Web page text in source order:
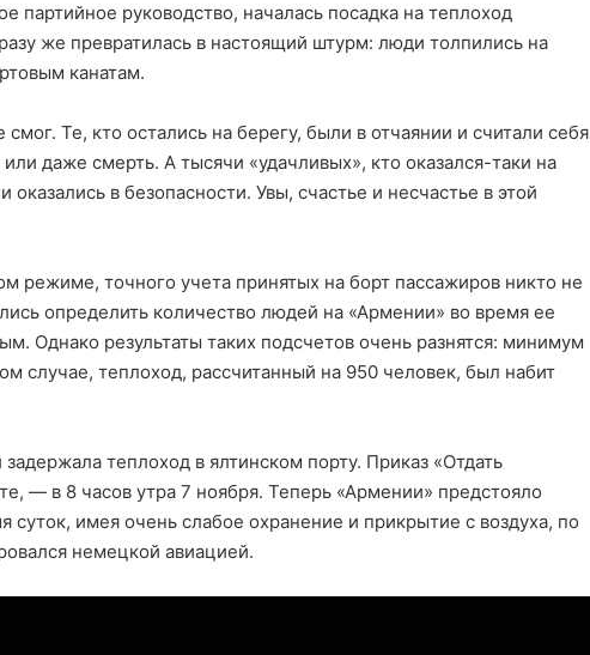
партийное руководство, началась посадка на теплоход
же превратилась в настоящий штурм: люди толпились на
канатам.
Те, кто остались на берегу, были в отчаянии и считали себя
даже смерть. А тысячи «удачливых», кто оказался-таки на
в безопасности. Увы, счастье и несчастье в этой
режиме, точного учета принятых на борт пассажиров никто не
определить количество людей на «Армении» во время ее
Однако результаты таких подсчетов очень разнятся: минимум
случае, теплоход, рассчитанный на 950 человек, был набит
теплоход в ялтинском порту. Приказ «Отдать
— в 8 часов утра 7 ноября. Теперь «Армении» предстояло
суток, имея очень слабое охранение и прикрытие с воздуха, по
немецкой авиацией.